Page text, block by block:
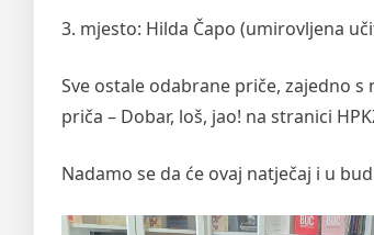
3. mjesto: Hilda Čapo (umirovljena
Sve ostale odabrane priče, zajedno
priča – Dobar, loš, jao! na stranici
Nadamo se da će ovaj natječaj i u